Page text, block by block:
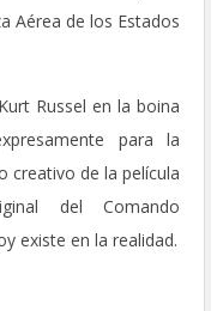
Aérea de los Estados
Russel en la boina
para la
creativo de la película
del Comando
existe en la realidad.